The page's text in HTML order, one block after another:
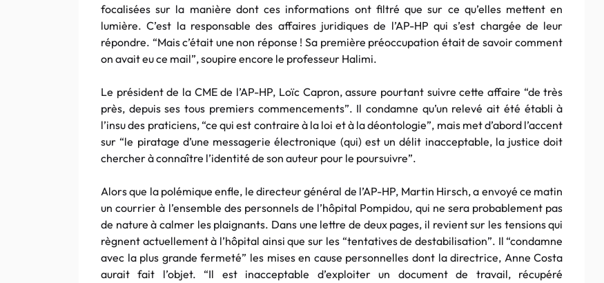
focalisées sur la manière dont ces informations ont filtré que sur ce qu’elles mettent en
lumière. C’est la responsable des affaires juridiques de l’AP-HP qui s’est chargée de leur
répondre. “Mais c’était une non réponse ! Sa première préoccupation était de savoir comment
on avait eu ce mail”, soupire encore le professeur Halimi.
Le président de la CME de l’AP-HP, Loïc Capron, assure pourtant suivre cette affaire “de très
près, depuis ses tous premiers commencements”. Il condamne qu’un relevé ait été établi à
l’insu des praticiens, “ce qui est contraire à la loi et à la déontologie”, mais met d’abord l’accent
sur “le piratage d’une messagerie électronique (qui) est un délit inacceptable, la justice doit
chercher à connaître l’identité de son auteur pour le poursuivre”.
Alors que la polémique enfle, le directeur général de l’AP-HP, Martin Hirsch, a envoyé ce matin
un courrier à l’ensemble des personnels de l’hôpital Pompidou, qui ne sera probablement pas
de nature à calmer les plaignants. Dans une lettre de deux pages, il revient sur les tensions qui
règnent actuellement à l’hôpital ainsi que sur les “tentatives de destabilisation”. Il “condamne
avec la plus grande fermeté” les mises en cause personnelles dont la directrice, Anne Costa
aurait fait l’objet. “Il est inacceptable d’exploiter un document de travail, récupéré